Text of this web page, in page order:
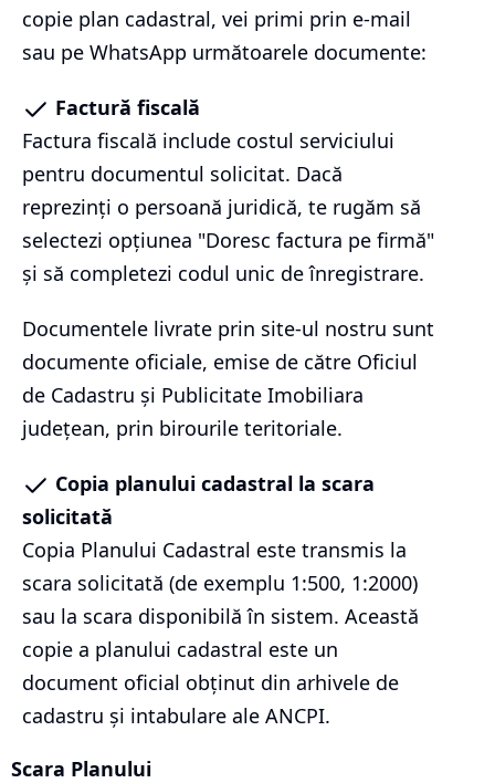
copie plan cadastral, vei primi prin e-mail
sau pe WhatsApp următoarele documente:
Factură fiscală
Factura fiscală include costul serviciului
pentru documentul solicitat. Dacă
reprezinți o persoană juridică, te rugăm să
selectezi opțiunea "Doresc factura pe firmă"
și să completezi codul unic de înregistrare.
Documentele livrate prin site-ul nostru sunt
documente oficiale, emise de către Oficiul
de Cadastru și Publicitate Imobiliara
județean, prin birourile teritoriale.
Copia planului cadastral la scara
solicitată
Copia Planului Cadastral este transmis la
scara solicitată (de exemplu 1:500, 1:2000)
sau la scara disponibilă în sistem. Această
copie a planului cadastral este un
document oficial obținut din arhivele de
cadastru și intabulare ale ANCPI.
Scara Planului